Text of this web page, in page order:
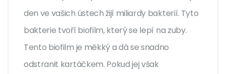
den ve vašich ústech žijí miliardy bakterií. Tyto
bakterie tvoří biofilm, který se lepí na zuby.
Tento biofilm je měkký a dá se snadno
odstranit kartáčkem. Pokud jej však